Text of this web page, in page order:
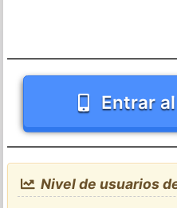
Entrar
Nivel de usuarios